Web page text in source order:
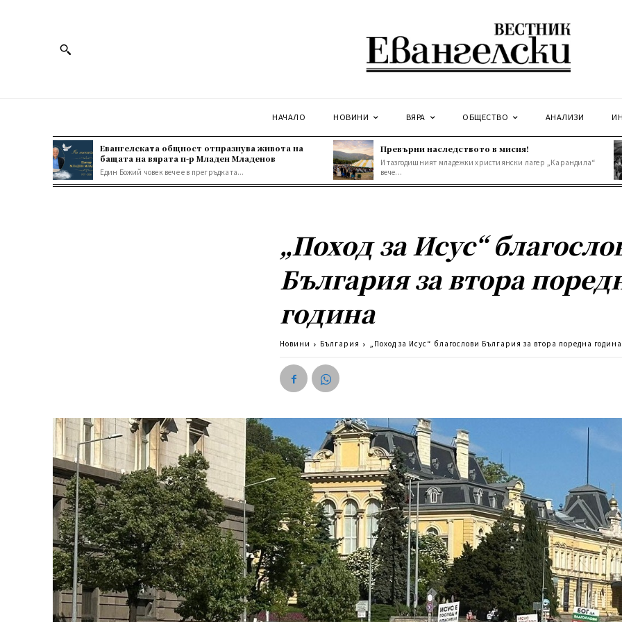
НАЧАЛО НОВИНИ ВЯРА ОБЩЕСТВО АНАЛИЗИ
Евангелската общност отпразнува живота на
бащата на вярата п-р Младен Младенов
Един Божий човек вече е в прегръдката...
Превърни наследството в мисия!
И тазгодишният младежки християнски лагер „Карандила“
вече...
„Поход за Исус“
България за втора
година
Новини България „Поход за Исус“ благослови България за втора поредна година